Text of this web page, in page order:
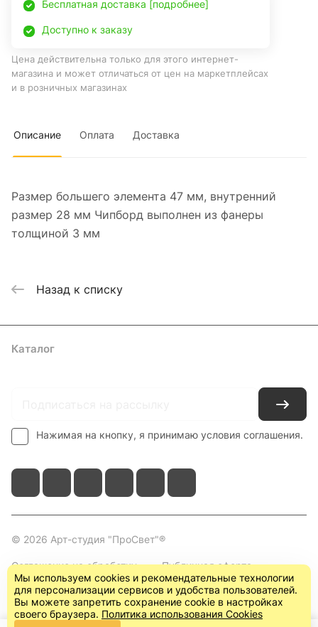
Бесплатная доставка [подробнее]
Доступно к заказу
Цена действительна только для этого интернет-
магазина и может отличаться от цен на маркетплейсах
и в розничных магазинах
Описание Оплата Доставка
Размер большего элемента 47 мм, внутренний
размер 28 мм Чипборд выполнен из фанеры
толщиной 3 мм
Назад к списку
Каталог
Нажимая на кнопку, я принимаю условия соглашения.
© 2026 Арт-студия "ПроСвет"®
Соглашение на обработку
персональных данных
Публичная оферта
(пользовательское
соглашение)
Мы используем cookies и рекомендательные технологии
для персонализации сервисов и удобства пользователей.
Вы можете запретить сохранение cookie в настройках
своего браузера. Политика использования Cookies